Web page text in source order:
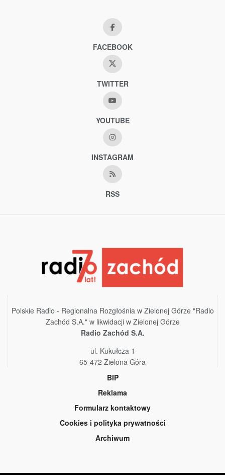
FACEBOOK
TWITTER
YOUTUBE
INSTAGRAM
RSS
Polskie Radio - Regionalna Rozgłośnia w Zielonej Górze "Radio
Zachód S.A." w likwidacji w Zielonej Górze
Radio Zachód S.A.
ul. Kukułcza 1
65-472 Zielona Góra
BIP
Reklama
Formularz kontaktowy
Cookies i polityka prywatności
Archiwum